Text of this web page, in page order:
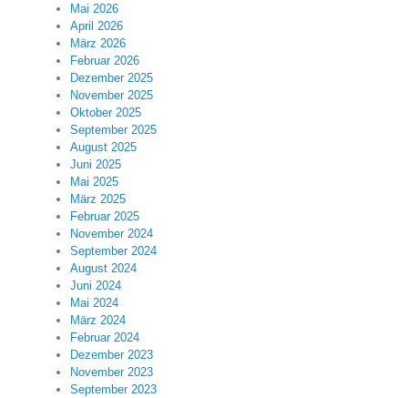
Mai 2026
April 2026
März 2026
Februar 2026
Dezember 2025
November 2025
Oktober 2025
September 2025
August 2025
Juni 2025
Mai 2025
März 2025
Februar 2025
November 2024
September 2024
August 2024
Juni 2024
Mai 2024
März 2024
Februar 2024
Dezember 2023
November 2023
September 2023